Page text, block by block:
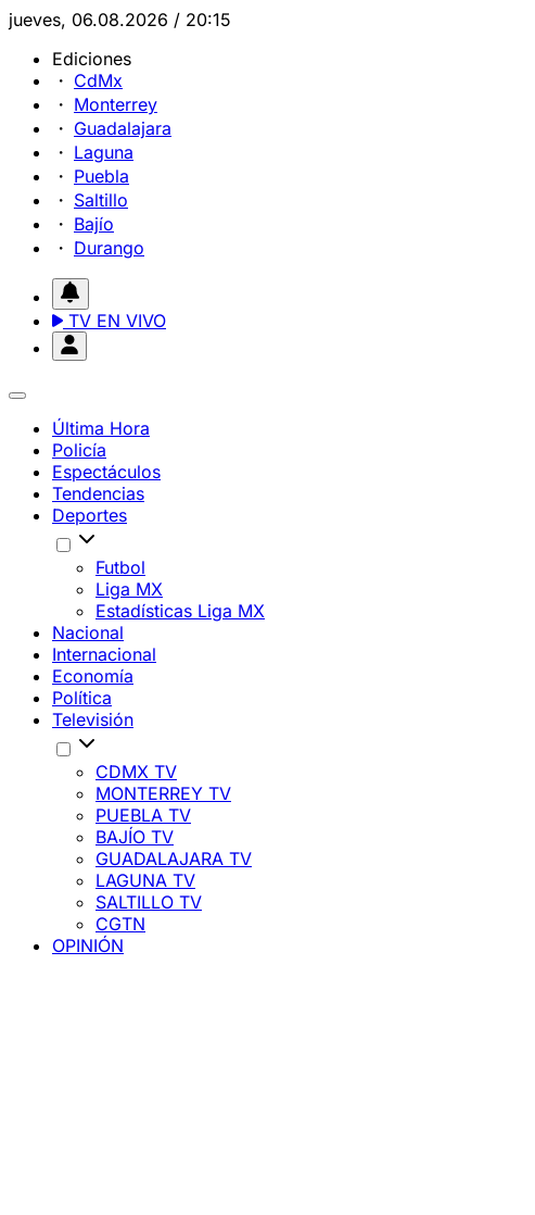
jueves, 06.08.2026 / 20:15
Ediciones
CdMx
Monterrey
Guadalajara
Laguna
Puebla
Saltillo
Bajío
Durango
TV EN VIVO
Última Hora
Policía
Espectáculos
Tendencias
Deportes
Futbol
Liga MX
Estadísticas Liga MX
Nacional
Internacional
Economía
Política
Televisión
CDMX TV
MONTERREY TV
PUEBLA TV
BAJÍO TV
GUADALAJARA TV
LAGUNA TV
SALTILLO TV
CGTN
OPINIÓN